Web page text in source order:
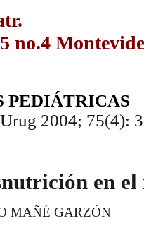
no.4
PEDIÁTRICAS
2004; 75(4):
en
MAÑÉ GARZÓN